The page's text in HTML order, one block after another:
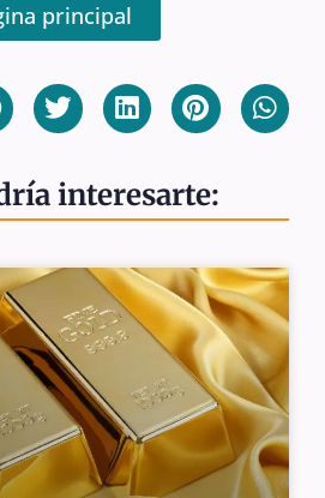
principal
interesarte: